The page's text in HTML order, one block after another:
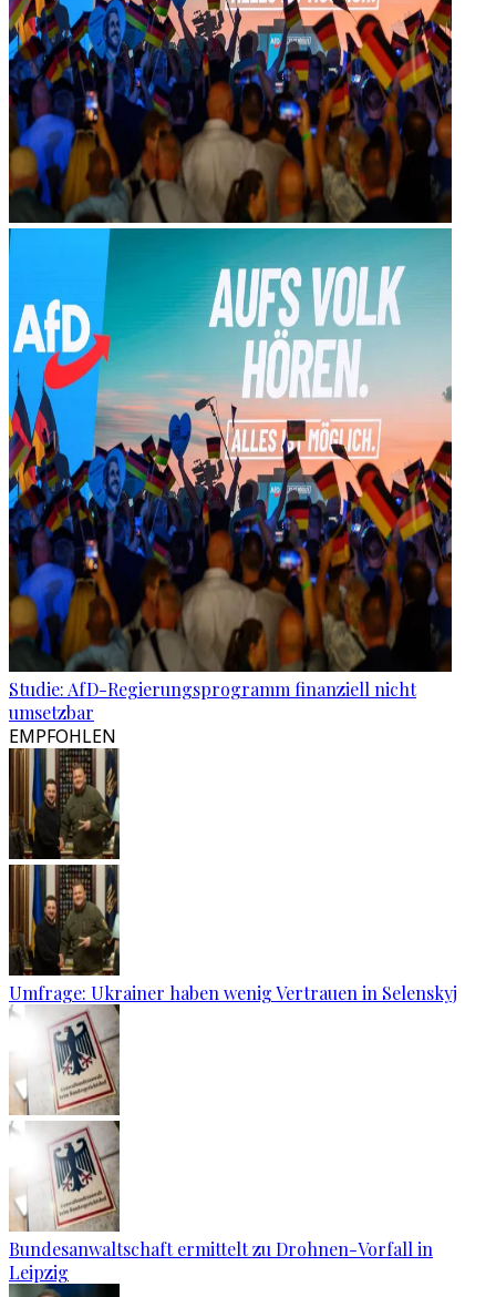
Studie: AfD-Regierungsprogramm finanziell nicht
umsetzbar
EMPFOHLEN
Umfrage: Ukrainer haben wenig Vertrauen in Selenskyj
Bundesanwaltschaft ermittelt zu Drohnen-Vorfall in
Leipzig